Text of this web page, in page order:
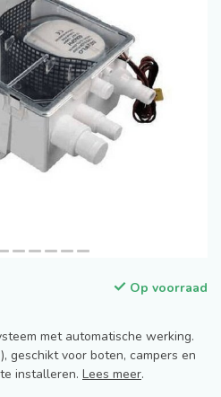
Op voorraad
met automatische werking.
geschikt voor boten, campers en
installeren. Lees meer.